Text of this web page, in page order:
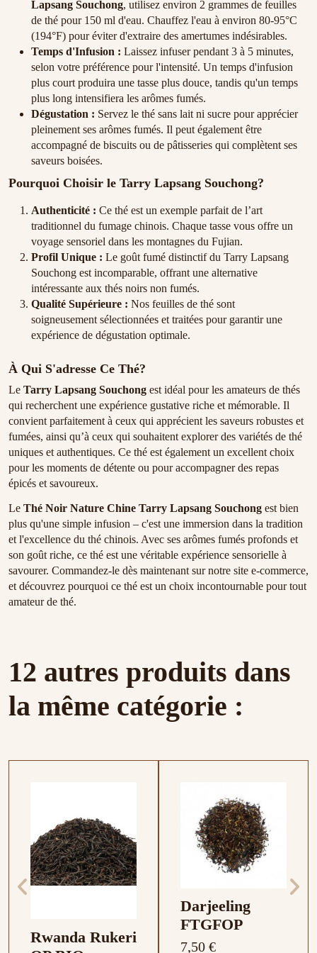
Lapsang Souchong, utilisez environ 2 grammes de feuilles
de thé pour 150 ml d'eau. Chauffez l'eau à environ 80-95°C
(194°F) pour éviter d'extraire des amertumes indésirables.
Temps d'Infusion : Laissez infuser pendant 3 à 5 minutes,
selon votre préférence pour l'intensité. Un temps d'infusion
plus court produira une tasse plus douce, tandis qu'un temps
plus long intensifiera les arômes fumés.
Dégustation : Servez le thé sans lait ni sucre pour apprécier
pleinement ses arômes fumés. Il peut également être
accompagné de biscuits ou de pâtisseries qui complètent ses
saveurs boisées.
Pourquoi Choisir le Tarry Lapsang Souchong?
Authenticité : Ce thé est un exemple parfait de l’art
traditionnel du fumage chinois. Chaque tasse vous offre un
voyage sensoriel dans les montagnes du Fujian.
Profil Unique : Le goût fumé distinctif du Tarry Lapsang
Souchong est incomparable, offrant une alternative
intéressante aux thés noirs non fumés.
Qualité Supérieure : Nos feuilles de thé sont
soigneusement sélectionnées et traitées pour garantir une
expérience de dégustation optimale.
À Qui S'adresse Ce Thé?
Le Tarry Lapsang Souchong est idéal pour les amateurs de thés
qui recherchent une expérience gustative riche et mémorable. Il
convient parfaitement à ceux qui apprécient les saveurs robustes et
fumées, ainsi qu’à ceux qui souhaitent explorer des variétés de thé
uniques et authentiques. Ce thé est également un excellent choix
pour les moments de détente ou pour accompagner des repas
épicés et savoureux.
Le Thé Noir Nature Chine Tarry Lapsang Souchong est bien
plus qu'une simple infusion – c'est une immersion dans la tradition
et l'excellence du thé chinois. Avec ses arômes fumés profonds et
son goût riche, ce thé est une véritable expérience sensorielle à
savourer. Commandez-le dès maintenant sur notre site e-commerce,
et découvrez pourquoi ce thé est un choix incontournable pour tout
amateur de thé.
12 autres produits dans
la même catégorie :
Rwanda Rukeri
Darjeeling
FTGFOP
7,50 €